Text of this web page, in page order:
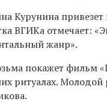
Курунина
ВГИКа отмечает:
жанр».
покажет фильм
ритуалах.